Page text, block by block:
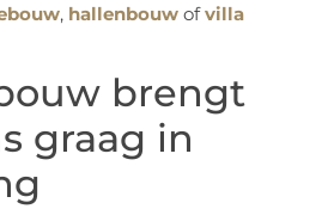
, hallenbouw ofvilla
brengt
graag in